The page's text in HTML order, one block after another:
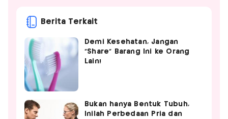
Berita Terkait
Demi Kesehatan, Jangan
"Share" Barang Ini ke Orang
Lain!
Bukan hanya Bentuk Tubuh,
Inilah Perbedaan Pria dan